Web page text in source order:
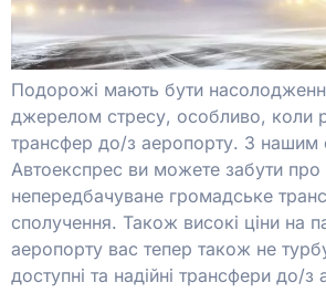
Подорожі мають бути
джерелом стресу, особливо, коли
трансфер до/з аеропорту. З нашим
Автоекспрес ви можете забути про
непередбачуване громадське
сполучення. Також високі ціни на
аеропорту вас тепер також не
доступні та надійні трансфери до/з